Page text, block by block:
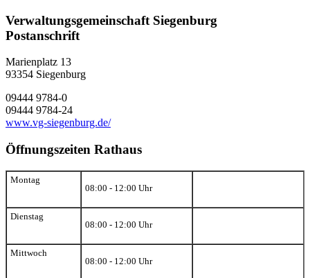
Verwaltungsgemeinschaft Siegenburg
Postanschrift
Marienplatz 13
93354 Siegenburg
09444 9784-0
09444 9784-24
www.vg-siegenburg.de/
Öffnungszeiten Rathaus
Montag
08:00 - 12:00 Uhr
Dienstag
08:00 - 12:00 Uhr
Mittwoch
08:00 - 12:00 Uhr